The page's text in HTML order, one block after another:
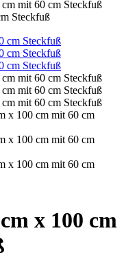
Steckfuß
x 100 cm